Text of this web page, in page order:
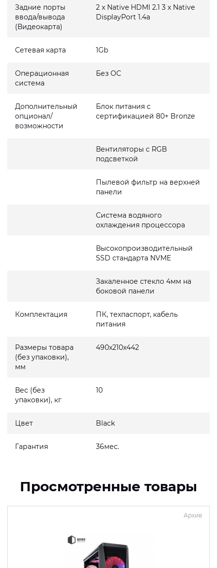
Задние порты
ввода/вывода
(Видеокарта)
2 x Native HDMI 2.1 3 x Native
DisplayPort 1.4a
Сетевая карта 1Gb
Операционная
система
Без ОС
Дополнительный
опционал/
возможности
Блок питания с
сертификацией 80+ Bronze
Вентиляторы с RGB
подсветкой
Пылевой фильтр на верхней
панели
Система водяного
охлаждения процессора
Высокопроизводительный
SSD стандарта NVME
Закаленное стекло 4мм на
боковой панели
Комплектация
ПК, техпаспорт, кабель
питания
Размеры товара
(без упаковки),
мм
490x210x442
Вес (без
упаковки), кг
10
Цвет Black
Гарантия 36мес.
Просмотренные товары
Архив